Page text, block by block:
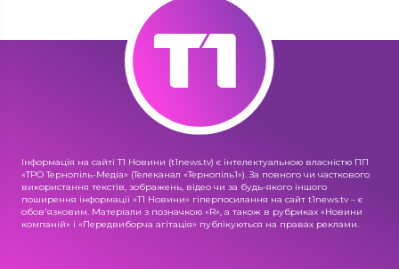
Інформація на сайті Т1 Новини (t1news.tv) є інтелектуальною власністю ПП
«ТРО Тернопіль-Медіа» (Телеканал «Тернопіль1»). За повного чи часткового
використання текстів, зображень, відео чи за будь-якого іншого
поширення інформації «Т1 Новини» гіперпосилання на сайт t1news.tv – є
обов'язковим. Матеріали з позначкою «R», а також в рубриках «Новини
компаній» і «Передвиборча агітація» публікуються на правах реклами.